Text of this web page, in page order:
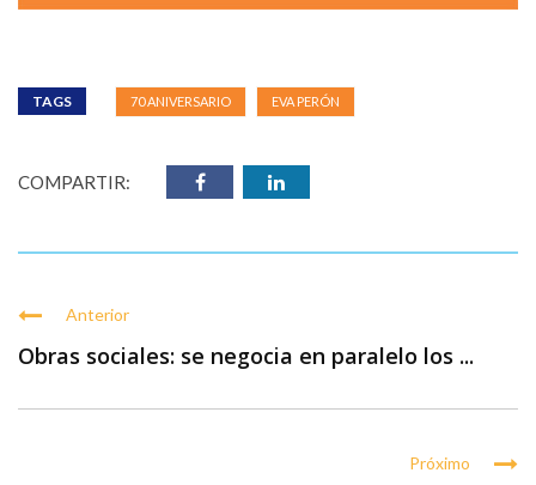
TAGS 70 ANIVERSARIO EVA PERÓN
COMPARTIR:
Anterior
Obras sociales: se negocia en paralelo los ...
Próximo